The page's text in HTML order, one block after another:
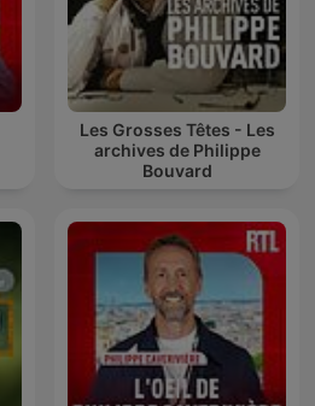
Les Grosses Têtes - Les
archives de Philippe
Bouvard